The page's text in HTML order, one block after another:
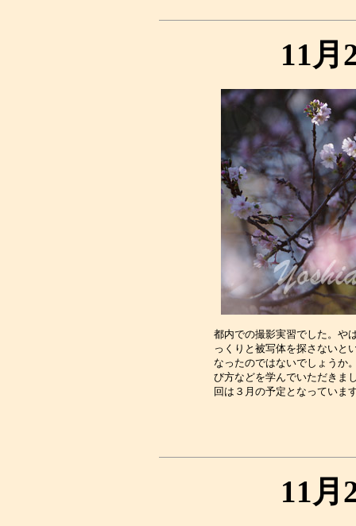
11月
都内での撮影実習でした。や
っくりと被写体を探さないと
なったのではないでしょうか
び方などを学んでいただきま
11月